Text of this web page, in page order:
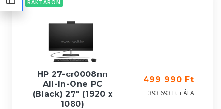
RAKTÁRON
HP 27-cr0008nn
All-In-One PC
(Black) 27" (1920 x
1080)
499 990 Ft
393 693 Ft + ÁFA